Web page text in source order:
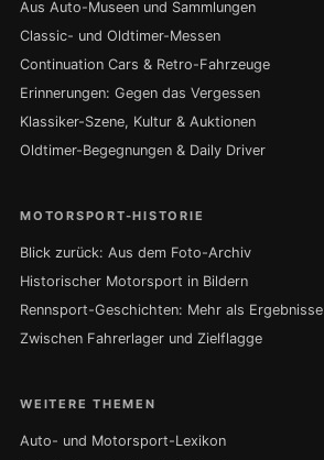
Aus Auto-Museen und Sammlungen
Classic- und Oldtimer-Messen
Continuation Cars & Retro-Fahrzeuge
Erinnerungen: Gegen das Vergessen
Klassiker-Szene, Kultur & Auktionen
Oldtimer-Begegnungen & Daily Driver
MOTORSPORT-HISTORIE
Blick zurück: Aus dem Foto-Archiv
Historischer Motorsport in Bildern
Rennsport-Geschichten: Mehr als Ergebnisse
Zwischen Fahrerlager und Zielflagge
WEITERE THEMEN
Auto- und Motorsport-Lexikon